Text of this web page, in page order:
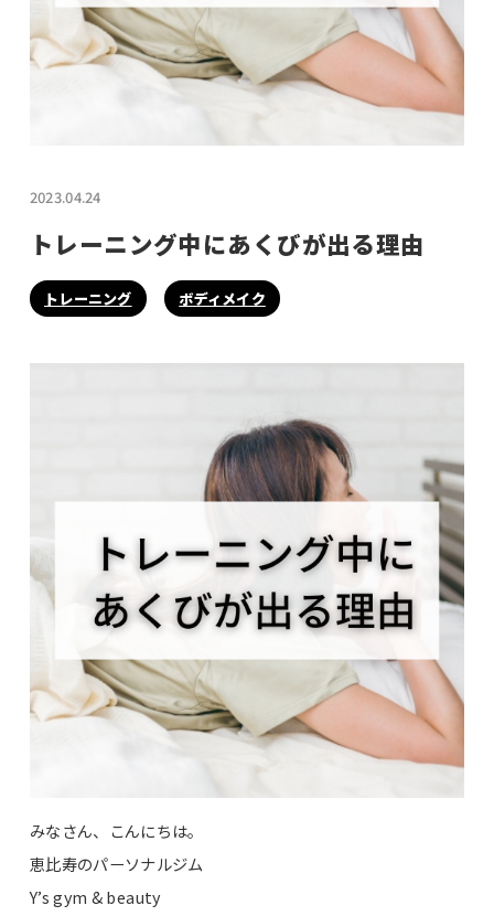
2023.04.24
トレーニング中にあくびが出る理由
トレーニング ボディメイク
みなさん、こんにちは。
恵比寿のパーソナルジム
Y’s gym & beauty